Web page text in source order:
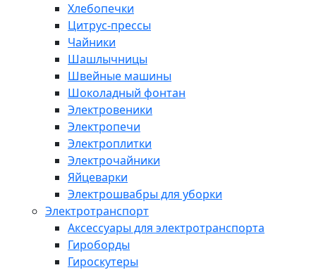
Хлебопечки
Цитрус-прессы
Чайники
Шашлычницы
Швейные машины
Шоколадный фонтан
Электровеники
Электропечи
Электроплитки
Электрочайники
Яйцеварки
Электрошвабры для уборки
Электротранспорт
Аксессуары для электротранспорта
Гироборды
Гироскутеры